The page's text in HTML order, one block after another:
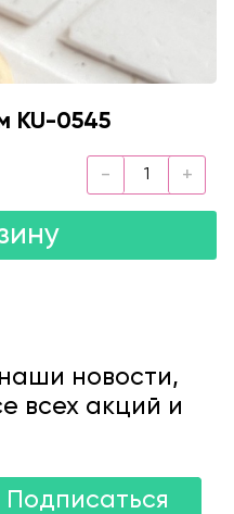
KU-0545
новости,
всех акций и
Подписаться